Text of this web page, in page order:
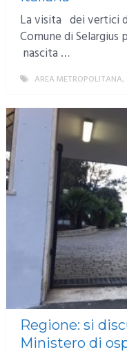
La visita dei vertici
Comune di
nascita …
AREA METROPOLITANA,
Regione: si
Ministero di